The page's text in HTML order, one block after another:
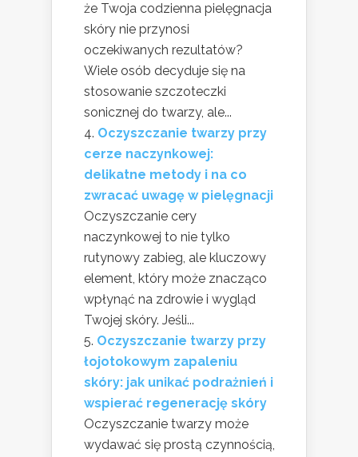
że Twoja codzienna pielęgnacja
skóry nie przynosi
oczekiwanych rezultatów?
Wiele osób decyduje się na
stosowanie szczoteczki
sonicznej do twarzy, ale...
Oczyszczanie twarzy przy
cerze naczynkowej:
delikatne metody i na co
zwracać uwagę w pielęgnacji
Oczyszczanie cery
naczynkowej to nie tylko
rutynowy zabieg, ale kluczowy
element, który może znacząco
wpłynąć na zdrowie i wygląd
Twojej skóry. Jeśli...
Oczyszczanie twarzy przy
łojotokowym zapaleniu
skóry: jak unikać podrażnień i
wspierać regenerację skóry
Oczyszczanie twarzy może
wydawać się prostą czynnością,